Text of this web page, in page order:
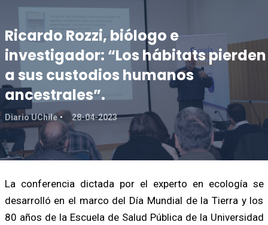
Ricardo Rozzi, biólogo e
investigador: “Los hábitats pierden
a sus custodios humanos
ancestrales”.
Diario UChile 28-04-2023
La conferencia dictada por el experto en ecología se
desarrolló en el marco del Día Mundial de la Tierra y los
80 años de la Escuela de Salud Pública de la Universidad